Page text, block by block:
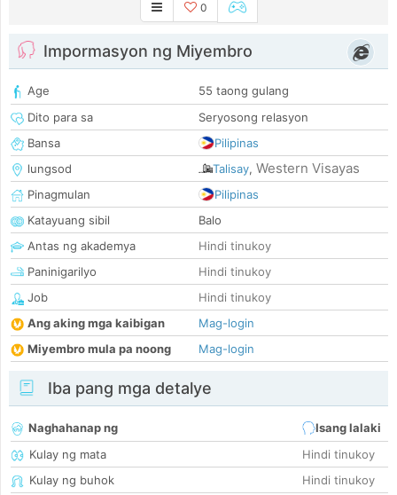
0
Impormasyon ng Miyembro
Age
55 taong gulang
Dito para sa
Seryosong relasyon
Bansa
Pilipinas
lungsod
Talisay, Western Visayas
Pinagmulan
Pilipinas
Katayuang sibil
Balo
Antas ng akademya
Hindi tinukoy
Paninigarilyo
Hindi tinukoy
Job
Hindi tinukoy
Ang aking mga kaibigan
Mag-login
Miyembro mula pa noong
Mag-login
Iba pang mga detalye
Naghahanap ng
Isang lalaki
Kulay ng mata
Hindi tinukoy
Kulay ng buhok
Hindi tinukoy